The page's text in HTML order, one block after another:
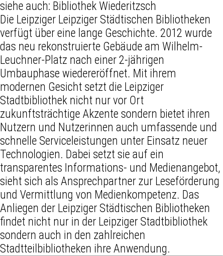
siehe auch: Bibliothek Wiederitzsch
Die Leipziger Leipziger Städtischen Bibliotheken
verfügt über eine lange Geschichte. 2012 wurde
das neu rekonstruierte Gebäude am Wilhelm-
Leuchner-Platz nach einer 2-jährigen
Umbauphase wiedereröffnet. Mit ihrem
modernen Gesicht setzt die Leipziger
Stadtbibliothek nicht nur vor Ort
zukunftsträchtige Akzente sondern bietet ihren
Nutzern und Nutzerinnen auch umfassende und
schnelle Serviceleistungen unter Einsatz neuer
Technologien. Dabei setzt sie auf ein
transparentes Informations- und Medienangebot,
sieht sich als Ansprechpartner zur Leseförderung
und Vermittlung von Medienkompetenz. Das
Anliegen der Leipziger Städtischen Bibliotheken
findet nicht nur in der Leipziger Stadtbibliothek
sondern auch in den zahlreichen
Stadtteilbibliotheken ihre Anwendung.